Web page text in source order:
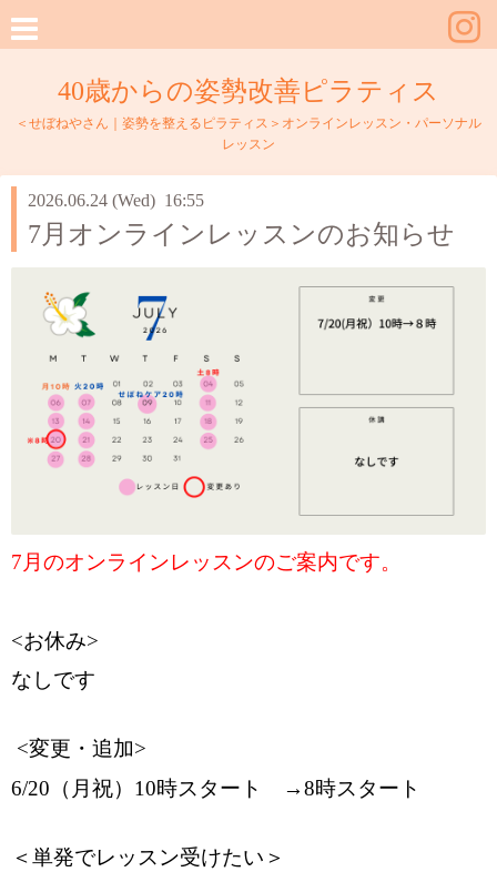
40歳からの姿勢改善ピラティス
＜せぼねやさん｜姿勢を整えるピラティス＞オンラインレッスン・パーソナル
レッスン
2026.06.24 (Wed) 16:55
7月オンラインレッスンのお知らせ
7月のオンラインレッスンのご案内です。
<お休み>
なしです
<変更・追加>
6/20（月祝）10時スタート →8時スタート
＜単発でレッスン受けたい＞